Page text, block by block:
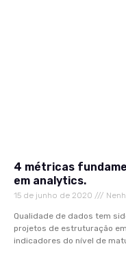
4 métricas
em analytics.
15 de junho de 2020
Qualidade de dados tem
projetos de estruturação
indicadores do nível de